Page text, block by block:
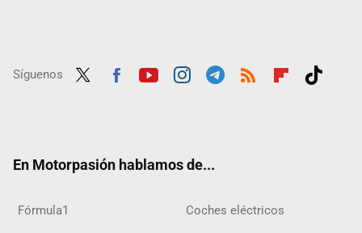
Síguenos
En Motorpasión hablamos de...
Fórmula1 Coches eléctricos